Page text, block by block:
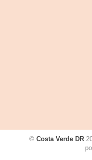
© Costa Verde DR